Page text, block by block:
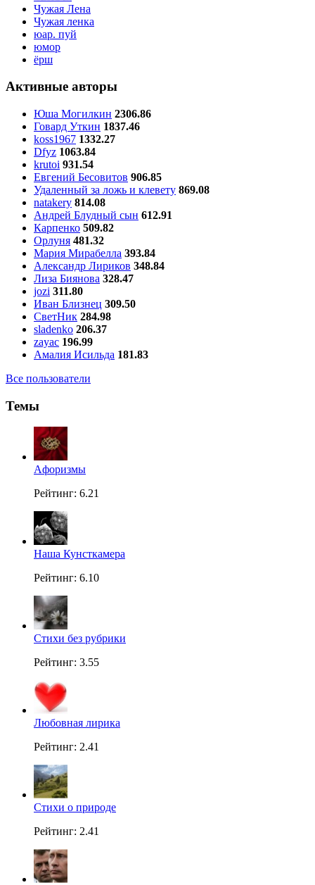
Чужая Лена
Чужая ленка
юар. пуй
юмор
ёрш
Активные авторы
Юша Могилкин 2306.86
Говард Уткин 1837.46
koss1967 1332.27
Dfyz 1063.84
krutoi 931.54
Евгений Бесовитов 906.85
Удаленный за ложь и клевету 869.08
natakery 814.08
Андрей Блудный сын 612.91
Карпенко 509.82
Орлуня 481.32
Мария Мирабелла 393.84
Александр Лириков 348.84
Лиза Биянова 328.47
jozi 311.80
Иван Близнец 309.50
СветНик 284.98
sladenko 206.37
zayac 196.99
Амалия Исильда 181.83
Все пользователи
Темы
Aфоризмы
Рейтинг: 6.21
Наша Кунсткамера
Рейтинг: 6.10
Стихи без рубрики
Рейтинг: 3.55
Любовная лирика
Рейтинг: 2.41
Стихи о природе
Рейтинг: 2.41